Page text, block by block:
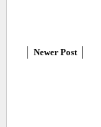
Newer Post